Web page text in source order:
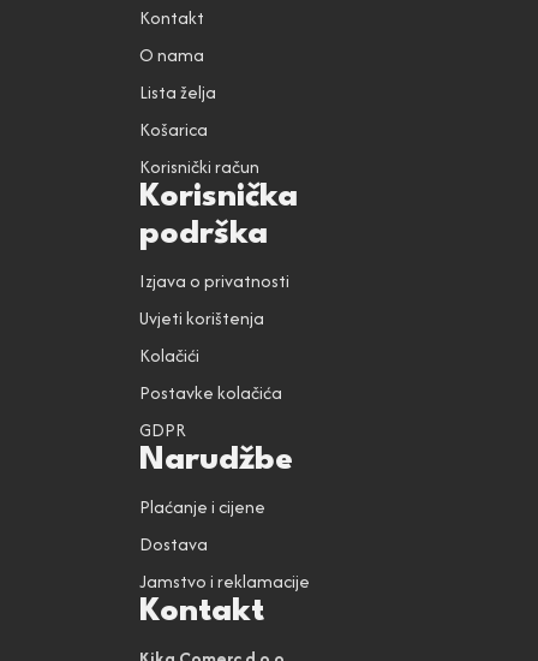
Kontakt
O nama
Lista želja
Košarica
Korisnički račun
Korisnička
podrška
Izjava o privatnosti
Uvjeti korištenja
Kolačići
Postavke kolačića
GDPR
Narudžbe
Plaćanje i cijene
Dostava
Jamstvo i reklamacije
Kontakt